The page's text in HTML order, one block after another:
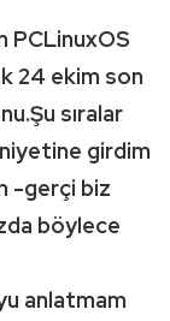
PCLinuxOS
24 ekim son
sıralar
girdim
-gerçi biz
böylece
anlatmam